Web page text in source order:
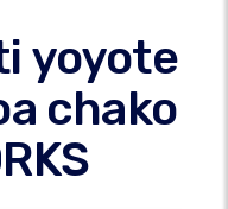
yoyote
chako